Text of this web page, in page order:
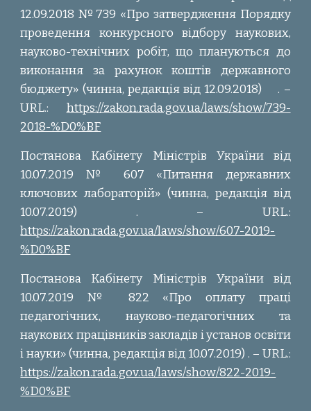
12.09.2018 №739 «Про затвердження Порядку
проведення конкурсного відбору наукових,
науково-технічних робіт, що плануються до
виконання за рахунок коштів державного
бюджету» (чинна, редакція від 12.09.2018)
. –
URL.: https://zakon.rada.gov.ua/laws/show/739-
2018-%D0%BF
Постанова Кабінету Міністрів України від
10.07.2019 № 607 «Питання державних
ключових лабораторій» (чинна, редакція від
10.07.2019) . – URL.:
https://zakon.rada.gov.ua/laws/show/607-2019-
%D0%BF
Постанова Кабінету Міністрів України від
10.07.2019 № 822 «Про оплату праці
педагогічних, науково-педагогічних та
наукових працівників закладів і установ освіти
і науки» (чинна, редакція від 10.07.2019) . – URL.:
https://zakon.rada.gov.ua/laws/show/822-2019-
%D0%BF